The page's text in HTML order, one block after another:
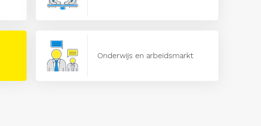
Onderwijs en arbeidsmarkt